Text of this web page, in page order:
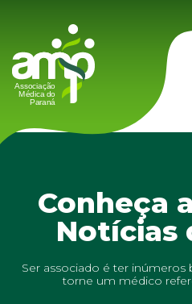
Conheça
Notícias
Ser associado é ter inúmeros
torne um médico